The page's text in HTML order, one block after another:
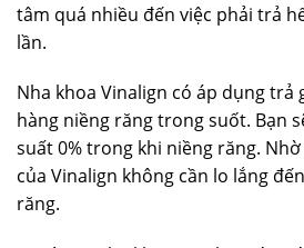
tâm quá nhiều đến việc phải trả
lần.
Nha khoa Vinalign có áp dụng trả
hàng niềng răng trong suốt. Bạn
suất 0% trong khi niềng răng.
của Vinalign không cần lo lắng
răng.